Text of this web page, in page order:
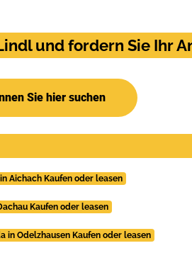
und fordern Sie Ihr
Sie hier suchen
Aichach Kaufen oder leasen
Kaufen oder leasen
in Odelzhausen Kaufen oder leasen